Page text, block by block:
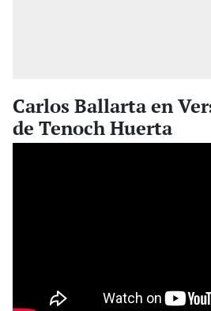
Carlos Ballarta en
de Tenoch Huerta